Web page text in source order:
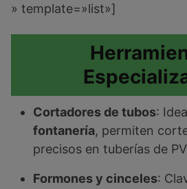
» template=»list»]
Cortadores de tubos:
fontanería, permiten
precisos en tuberías de
Formones y cinceles: